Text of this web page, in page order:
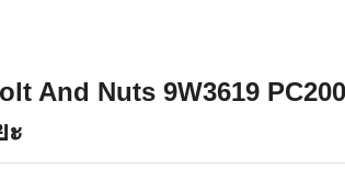
And Nuts 9W3619
ะ